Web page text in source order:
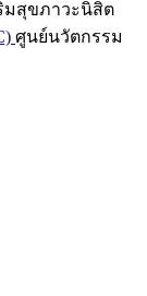
มสุขภาวะนิสิต
ศูนย์นวัตกรรม